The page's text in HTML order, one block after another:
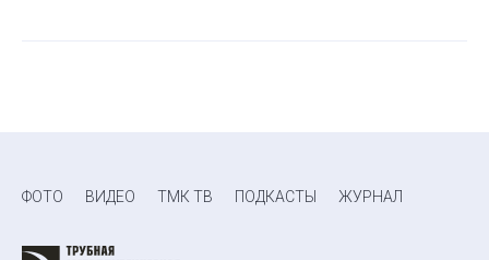
ФОТО ВИДЕО ТМК ТВ ПОДКАСТЫ ЖУРНАЛ